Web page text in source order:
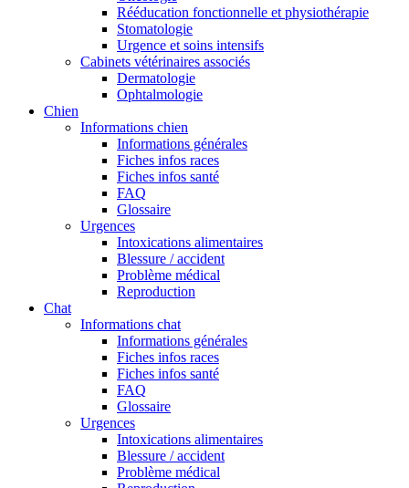
Rééducation fonctionnelle et physiothérapie
Stomatologie
Urgence et soins intensifs
Cabinets vétérinaires associés
Dermatologie
Ophtalmologie
Chien
Informations chien
Informations générales
Fiches infos races
Fiches infos santé
FAQ
Glossaire
Urgences
Intoxications alimentaires
Blessure / accident
Problème médical
Reproduction
Chat
Informations chat
Informations générales
Fiches infos races
Fiches infos santé
FAQ
Glossaire
Urgences
Intoxications alimentaires
Blessure / accident
Problème médical